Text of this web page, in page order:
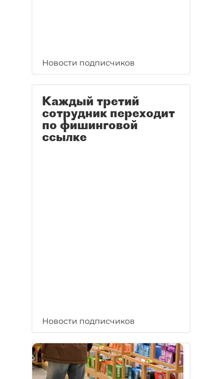
Новости подписчиков
Каждый третий
сотрудник переходит
по фишинговой
ссылке
Новости подписчиков